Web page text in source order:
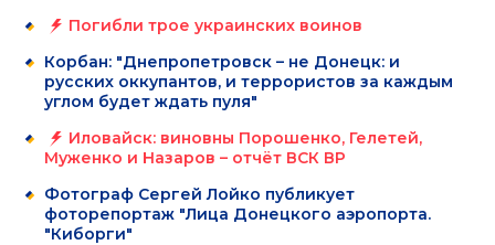
Погибли трое украинских воинов
Корбан: "Днепропетровск – не Донецк: и
русских оккупантов, и террористов за каждым
углом будет ждать пуля"
Иловайск: виновны Порошенко, Гелетей,
Муженко и Назаров – отчёт ВСК ВР
Фотограф Сергей Лойко публикует
фоторепортаж "Лица Донецкого аэропорта.
"Киборги"